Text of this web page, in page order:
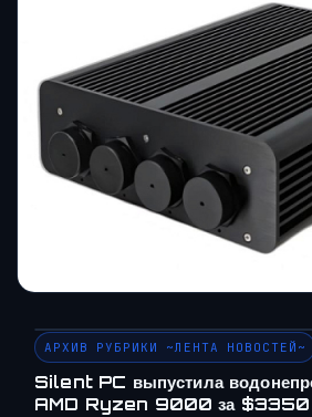
АРХИВ РУБРИКИ ~ЛЕНТА НОВОСТЕЙ~
Silent PC выпустила
AMD Ryzen 9000 за $3350